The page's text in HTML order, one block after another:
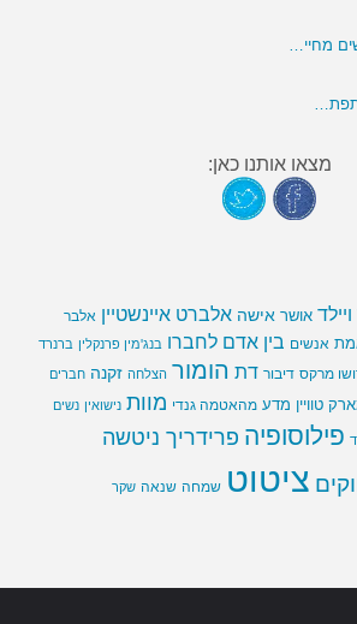
מחיי…
מצאו אותנו כאן:
אושר אישה אלברט איינשטיין אלבר
אנשים בין אדם לחברו בנג'מין פרנקלין ברנרד
מרקס דיבור דת הומור הצלחה זקנה חברים
טוויין מדע מהאטמה גנדי מוות נישואין נשים
פילוסופיה פרידריך ניטשה
ציטוט שמחה שנאה שקר